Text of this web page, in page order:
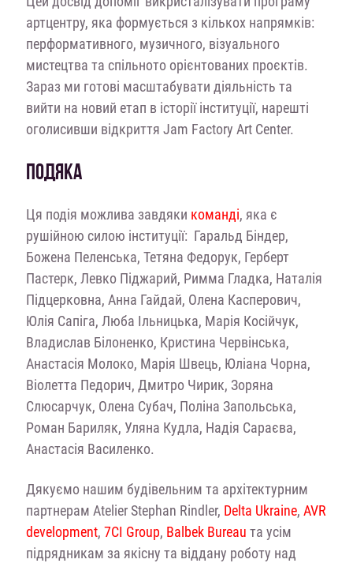
артцентру, яка формується з кількох напрямків:
перформативного, музичного, візуального
мистецтва та спільното орієнтованих проєктів.
Зараз ми готові масштабувати діяльність та
вийти на новий етап в історії інституції, нарешті
оголисивши відкриття Jam Factory Art Center.
ПОДЯКА
Ця подія можлива завдяки команді, яка є
рушійною силою інституції: Гаральд Біндер,
Божена Пеленська, Тетяна Федорук, Герберт
Пастерк, Левко Піджарий, Римма Гладка, Наталія
Підцерковна, Анна Гайдай, Олена Касперович,
Юлія Сапіга, Люба Ільницька, Марія Косійчук,
Владислав Білоненко, Кристина Червінська,
Анастасія Молоко, Марія Швець, Юліана Чорна,
Віолетта Педорич, Дмитро Чирик, Зоряна
Слюсарчук, Олена Субач, Поліна Запольська,
Роман Бариляк, Уляна Кудла, Надія Сараєва,
Анастасія Василенко.
Дякуємо нашим будівельним та архітектурним
партнерам Atelier Stephan Rindler, Delta Ukraine, AVR
development, 7CI Group, Balbek Bureau та усім
підрядникам за якісну та віддану роботу над